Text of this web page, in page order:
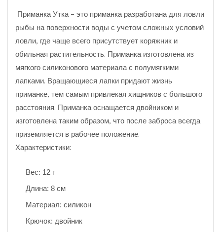
Приманка Утка - это приманка разработана для ловли
рыбы на поверхности воды с учетом сложных условий
ловли, где чаще всего присутствует коряжник и
обильная растительность. Приманка изготовлена из
мягкого силиконового материала с полумягкими
лапками. Вращающиеся лапки придают жизнь
приманке, тем самым привлекая хищников с большого
расстояния. Приманка оснащается двойником и
изготовлена таким образом, что после заброса всегда
приземляется в рабочее положение.
Характеристики:
Вес: 12 г
Длина: 8 см
Материал: силикон
Крючок: двойник